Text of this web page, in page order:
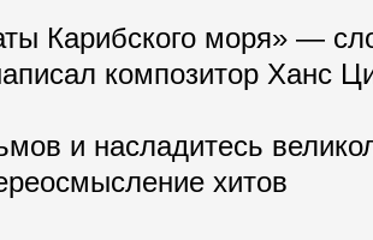
Карибского моря» —
композитор Ханс
и насладитесь
хитов